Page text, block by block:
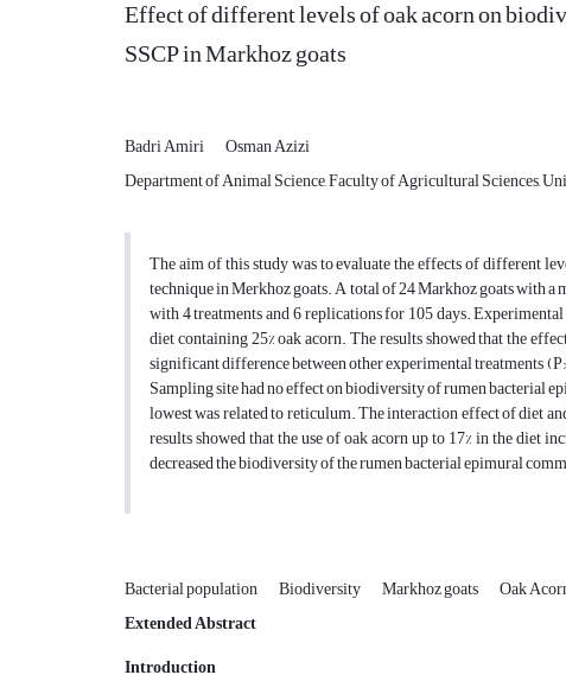
Effect of different levels of oak acorn on
SSCP in Markhoz goats
Badri Amiri
Osman Azizi
Department of Animal Science, Faculty of Agricultural Sciences,
The aim of this study was to evaluate the effects of different
technique in Merkhoz goats. A total of 24 Markhoz goats with a
with 4 treatments and 6 replications for 105 days.
diet containing 25% oak acorn. The results showed that the
significant difference between other experimental treatments
Sampling site had no effect on biodiversity of rumen bacterial
lowest was related to reticulum. The interaction effect of diet
results showed that the use of oak acorn up to 17% in the diet
decreased the biodiversity of the rumen bacterial epimural
Bacterial population Biodiversity Markhoz goats Oak
Extended Abstract
Introduction